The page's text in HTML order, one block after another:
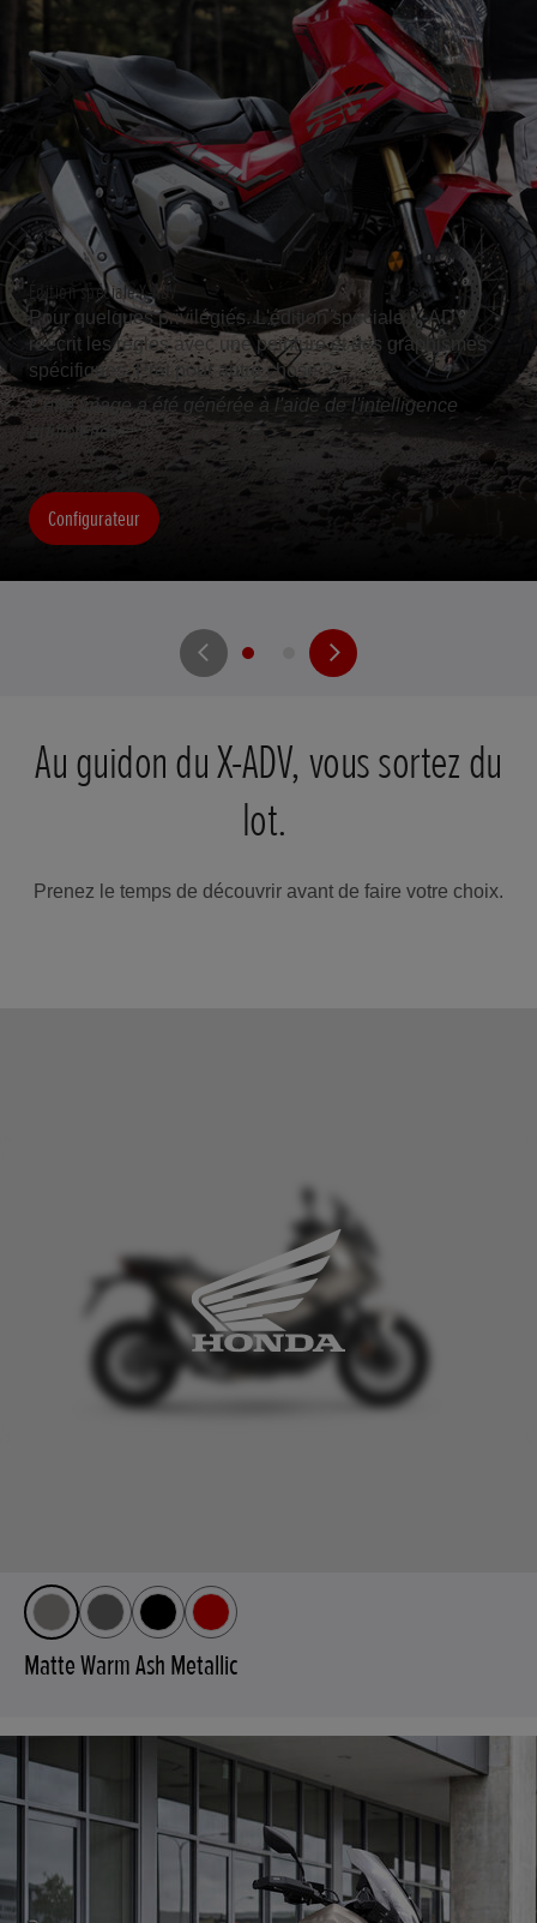
Édition spéciale X-ADV
Pour quelques privilégiés. L'édition spéciale X-ADV
réécrit les règles avec une peinture et des graphismes
spécifiques. Prêt pour autre chose ?
Cette image a été générée à l'aide de l'intelligence
artificielle.
Configurateur
Au guidon du X-ADV, vous sortez du
lot.
Prenez le temps de découvrir avant de faire votre choix.
Matte Warm Ash Metallic